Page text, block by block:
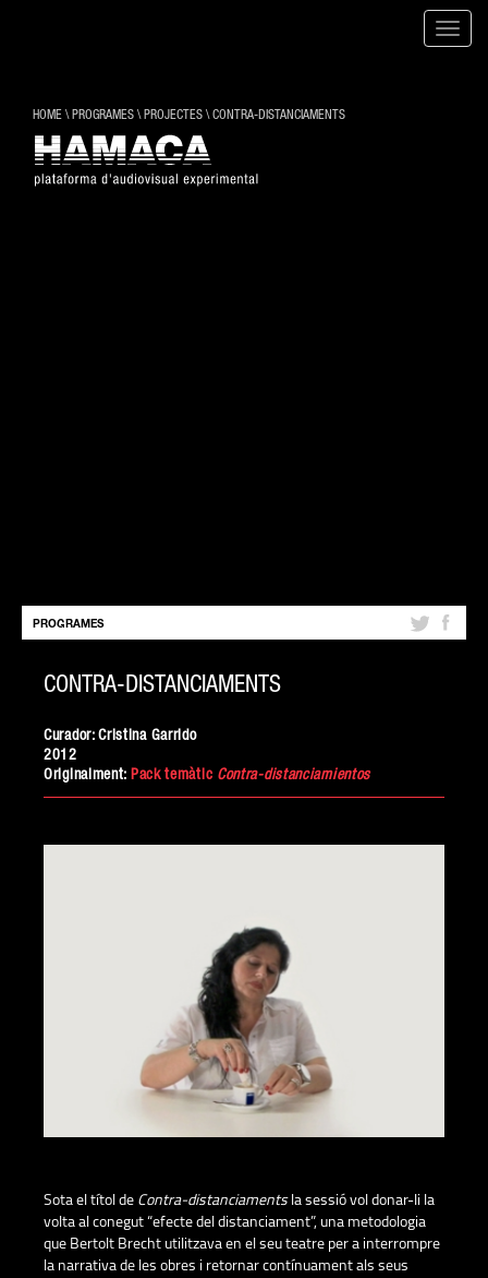
Toggle
HOME \ PROGRAMES \ PROJECTES \CONTRA-DISTANCIAMENTS
PROGRAMES
CONTRA-DISTANCIAMENTS
Curador: Cristina Garrido
2012
Originalment: Pack temàtic Contra-distanciamientos
Sota el títol de Contra-distanciamentsla sessió vol donar-li la
volta al conegut “efecte del distanciament”, una metodologia
que Bertolt Brecht utilitzava en el seu teatre per a interrompre
la narrativa de les obres i retornar contínuament als seus